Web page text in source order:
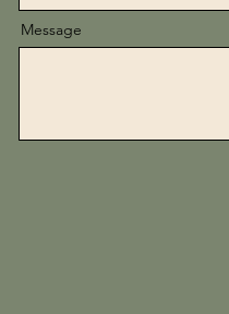
Message